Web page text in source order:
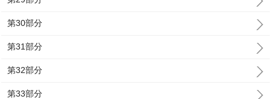
第30部分
第31部分
第32部分
第33部分